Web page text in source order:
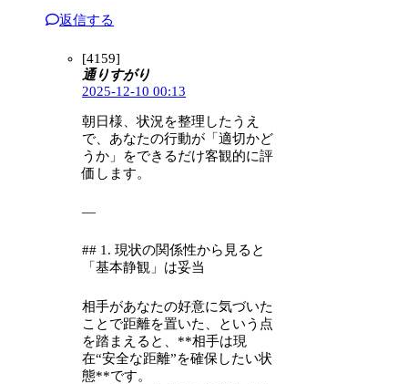
返信する
[4159]
通りすがり
2025-12-10 00:13
朝日様、状況を整理したうえ
で、あなたの行動が「適切かど
うか」をできるだけ客観的に評
価します。
—
## 1. 現状の関係性から見ると
「基本静観」は妥当
相手があなたの好意に気づいた
ことで距離を置いた、という点
を踏まえると、**相手は現
在“安全な距離”を確保したい状
態**です。